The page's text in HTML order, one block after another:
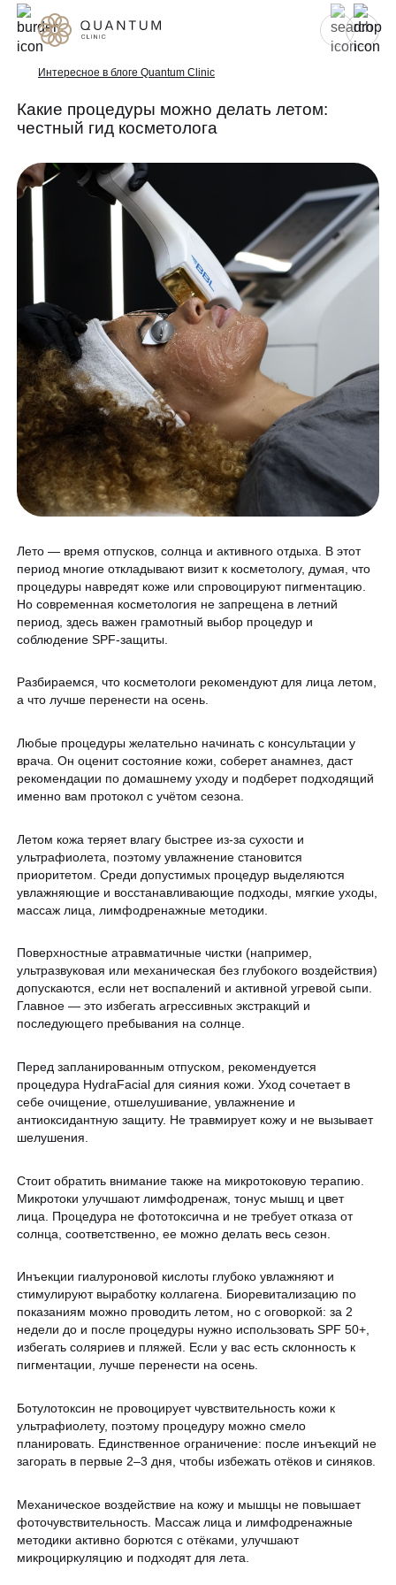
Для женщин
Услуги
Инъекционная косметология
Аппаратная косметология
Эстетическая косметология
Эндокринология
Гинекология
УЗИ
Лазерная эпиляция
Массаж и обёртывание
Проблемы
До/после
Специалисты
Спецпредложения
Сертификаты
Программа лояльности
QC Магазин
О клинике
Вакансии
Оборудование
Программа лояльности
Блог
Контакты
8 800 775 40 40
ЗАПИСАТЬСЯ НА КОНСУЛЬТАЦИЮ
Интересное в блоге Quantum Clinic
Какие процедуры можно делать летом:
честный гид косметолога
Лето — время отпусков, солнца и активного отдыха. В этот
период многие откладывают визит к косметологу, думая, что
процедуры навредят коже или спровоцируют пигментацию.
Но современная косметология не запрещена в летний
период, здесь важен грамотный выбор процедур и
соблюдение SPF-защиты.
Разбираемся, что косметологи рекомендуют для лица летом,
а что лучше перенести на осень.
Любые процедуры желательно начинать с консультации у
врача. Он оценит состояние кожи, соберет анамнез, даст
рекомендации по домашнему уходу и подберет подходящий
именно вам протокол с учётом сезона.
Летом кожа теряет влагу быстрее из-за сухости и
ультрафиолета, поэтому увлажнение становится
приоритетом. Среди допустимых процедур выделяются
увлажняющие и восстанавливающие подходы, мягкие уходы,
массаж лица, лимфодренажные методики.
Поверхностные атравматичные чистки (например,
ультразвуковая или механическая без глубокого воздействия)
допускаются, если нет воспалений и активной угревой сыпи.
Главное — это избегать агрессивных экстракций и
последующего пребывания на солнце.
Перед запланированным отпуском, рекомендуется
процедура HydraFacial для сияния кожи. Уход сочетает в
себе очищение, отшелушивание, увлажнение и
антиоксидантную защиту. Не травмирует кожу и не вызывает
шелушения.
Стоит обратить внимание также на микротоковую терапию.
Микротоки улучшают лимфодренаж, тонус мышц и цвет
лица. Процедура не фототоксична и не требует отказа от
солнца, соответственно, ее можно делать весь сезон.
Инъекции гиалуроновой кислоты глубоко увлажняют и
стимулируют выработку коллагена. Биоревитализацию по
показаниям можно проводить летом, но с оговоркой: за 2
недели до и после процедуры нужно использовать SPF 50+,
избегать соляриев и пляжей. Если у вас есть склонность к
пигментации, лучше перенести на осень.
Ботулотоксин не провоцирует чувствительность кожи к
ультрафиолету, поэтому процедуру можно смело
планировать. Единственное ограничение: после инъекций не
загорать в первые 2–3 дня, чтобы избежать отёков и синяков.
Механическое воздействие на кожу и мышцы не повышает
фоточувствительность. Массаж лица и лимфодренажные
методики активно борются с отёками, улучшают
микроциркуляцию и подходят для лета.